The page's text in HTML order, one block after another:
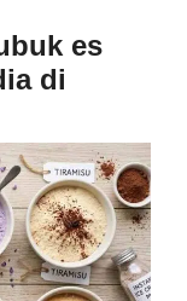
es
di